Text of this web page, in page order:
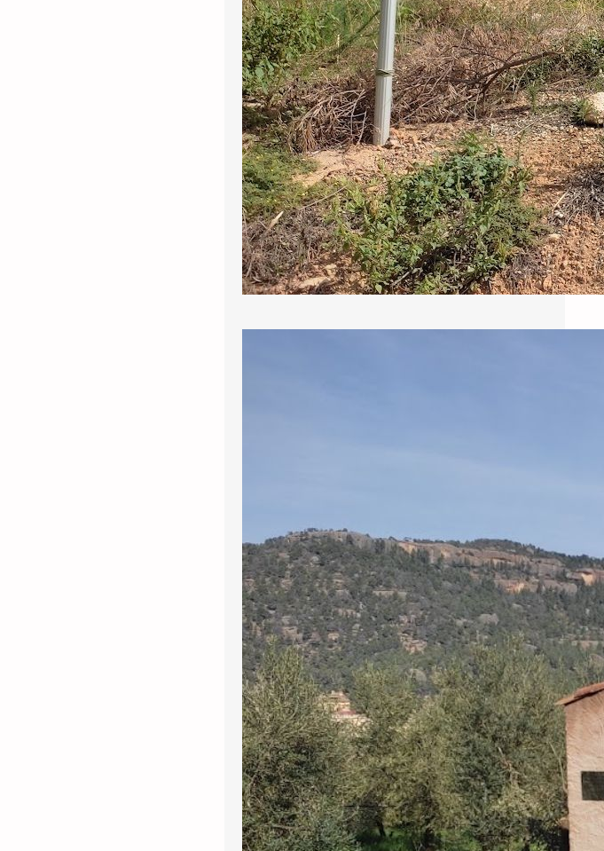
l’Ajuntament de Cabassers per greus
irregularitats en la gestió del
subministrament d’aigua. Per una
banda, s’han perdut prop de 30.000
euros pel transport d’aigua en
cisternes que no tenien el registre
sanitari obligatori, una pràctica que el
govern municipal va mantenir…